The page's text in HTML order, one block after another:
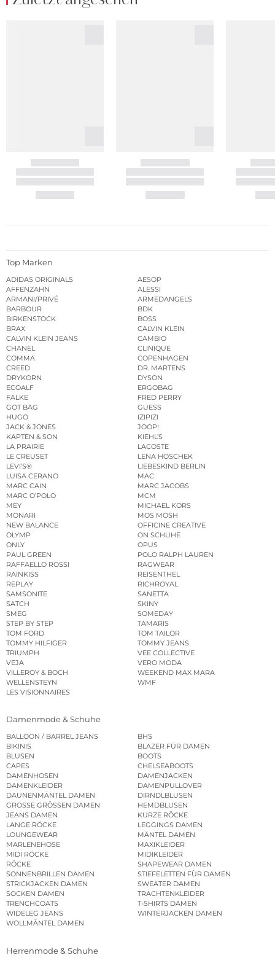
Top Marken
ADIDAS ORIGINALS
AESOP
AFFENZAHN
ALESSI
ARMANI/PRIVÉ
ARMEDANGELS
BARBOUR
BDK
BIRKENSTOCK
BOSS
BRAX
CALVIN KLEIN
CALVIN KLEIN JEANS
CAMBIO
CHANEL
CLINIQUE
COMMA
COPENHAGEN
CREED
DR. MARTENS
DRYKORN
DYSON
ECOALF
ERGOBAG
FALKE
FRED PERRY
GOT BAG
GUESS
HUGO
IZIPIZI
JACK & JONES
JOOP!
KAPTEN & SON
KIEHL’S
LA PRAIRIE
LACOSTE
LE CREUSET
LENA HOSCHEK
LEVI’S®
LIEBESKIND BERLIN
LUISA CERANO
MAC
MARC CAIN
MARC JACOBS
MARC O’POLO
MCM
MEY
MICHAEL KORS
MONARI
MOS MOSH
NEW BALANCE
OFFICINE CREATIVE
OLYMP
ON SCHUHE
ONLY
OPUS
PAUL GREEN
POLO RALPH LAUREN
RAFFAELLO ROSSI
RAGWEAR
RAINKISS
REISENTHEL
REPLAY
RICHROYAL
SAMSONITE
SANETTA
SATCH
SKINY
SMEG
SOMEDAY
STEP BY STEP
TAMARIS
TOM FORD
TOM TAILOR
TOMMY HILFIGER
TOMMY JEANS
TRIUMPH
VEE COLLECTIVE
VEJA
VERO MODA
VILLEROY & BOCH
WEEKEND MAX MARA
WELLENSTEYN
WMF
LES VISIONNAIRES
Damenmode & Schuhe
BALLOON / BARREL JEANS
BHS
BIKINIS
BLAZER FÜR DAMEN
BLUSEN
BOOTS
CAPES
CHELSEABOOTS
DAMENHOSEN
DAMENJACKEN
DAMENKLEIDER
DAMENPULLOVER
DAUNENMÄNTEL DAMEN
DIRNDLBLUSEN
GROSSE GRÖSSEN DAMEN
HEMDBLUSEN
JEANS DAMEN
KURZE RÖCKE
LANGE RÖCKE
LEGGINGS DAMEN
LOUNGEWEAR
MÄNTEL DAMEN
MARLENEHOSE
MAXIKLEIDER
MIDI RÖCKE
MIDIKLEIDER
RÖCKE
SHAPEWEAR DAMEN
SONNENBRILLEN DAMEN
STIEFELETTEN FÜR DAMEN
STRICKJACKEN DAMEN
SWEATER DAMEN
SOCKEN DAMEN
TRACHTENKLEIDER
TRENCHCOATS
T-SHIRTS DAMEN
WIDELEG JEANS
WINTERJACKEN DAMEN
WOLLMÄNTEL DAMEN
Herrenmode & Schuhe